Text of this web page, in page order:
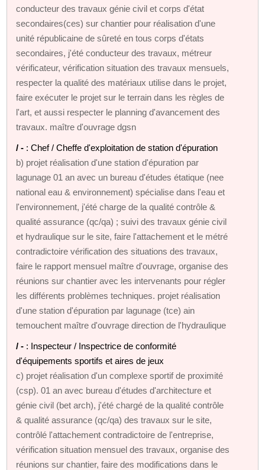
conducteur des travaux génie civil et corps d'état
secondaires(ces) sur chantier pour réalisation d'une
unité républicaine de sûreté en tous corps d'états
secondaires, j'été conducteur des travaux, métreur
vérificateur, vérification situation des travaux mensuels,
respecter la qualité des matériaux utilise dans le projet,
faire exécuter le projet sur le terrain dans les règles de
l'art, et aussi respecter le planning d'avancement des
travaux. maître d'ouvrage dgsn
/ - : Chef / Cheffe d'exploitation de station d'épuration
b) projet réalisation d'une station d'épuration par
lagunage 01 an avec un bureau d'études étatique (nee
national eau & environnement) spécialise dans l'eau et
l'environnement, j'été charge de la qualité contrôle &
qualité assurance (qc/qa) ; suivi des travaux génie civil
et hydraulique sur le site, faire l'attachement et le métré
contradictoire vérification des situations des travaux,
faire le rapport mensuel maître d'ouvrage, organise des
réunions sur chantier avec les intervenants pour régler
les différents problèmes techniques. projet réalisation
d'une station d'épuration par lagunage (tce) ain
temouchent maître d'ouvrage direction de l'hydraulique
/ - : Inspecteur / Inspectrice de conformité
d'équipements sportifs et aires de jeux
c) projet réalisation d'un complexe sportif de proximité
(csp). 01 an avec bureau d'études d'architecture et
génie civil (bet arch), j'été chargé de la qualité contrôle
& qualité assurance (qc/qa) des travaux sur le site,
contrôlé l'attachement contradictoire de l'entreprise,
vérification situation mensuel des travaux, organise des
réunions sur chantier, faire des modifications dans le